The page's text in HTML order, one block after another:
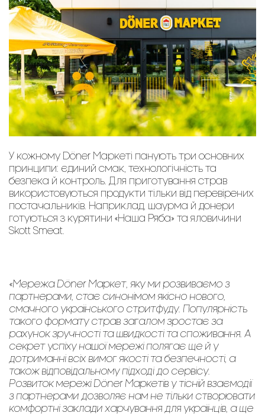
У кожному Döner Маркеті панують три основних
принципи: єдиний смак, технологічність та
безпека й контроль. Для приготування страв
використовуються продукти тільки від перевірених
постачальників. Наприклад, шаурма й донери
готуються з курятини «Наша Ряба» та яловичини
Skott Smeat.
«Мережа Döner Mаркет, яку ми розвиваємо з
партнерами, стає синонімом якісно нового,
смачного українського стритфуду. Популярність
такого формату страв загалом зростає за
рахунок зручності та швидкості та споживання. А
секрет успіху нашої мережі полягає ще й у
дотриманні всіх вимог якості та безпечності, а
також відповідальному підході до сервісу.
Розвиток мережі Döner Mаркетів у тісній взаємодії
з партнерами дозволяє нам не тільки створювати
комфортні заклади харчування для українців, а ще